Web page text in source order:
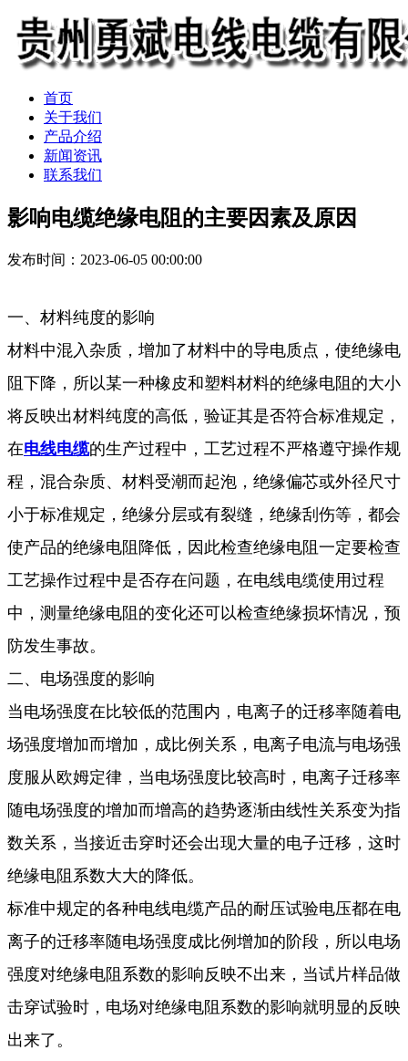
首页
关于我们
产品介绍
新闻资讯
联系我们
影响电缆绝缘电阻的主要因素及原因
发布时间：2023-06-05 00:00:00
一、材料纯度的影响
材料中混入杂质，增加了材料中的导电质点，使绝缘电
阻下降，所以某一种橡皮和塑料材料的绝缘电阻的大小
将反映出材料纯度的高低，验证其是否符合标准规定，
在电线电缆的生产过程中，工艺过程不严格遵守操作规
程，混合杂质、材料受潮而起泡，绝缘偏芯或外径尺寸
小于标准规定，绝缘分层或有裂缝，绝缘刮伤等，都会
使产品的绝缘电阻降低，因此检查绝缘电阻一定要检查
工艺操作过程中是否存在问题，在电线电缆使用过程
中，测量绝缘电阻的变化还可以检查绝缘损坏情况，预
防发生事故。
二、电场强度的影响
当电场强度在比较低的范围内，电离子的迁移率随着电
场强度增加而增加，成比例关系，电离子电流与电场强
度服从欧姆定律，当电场强度比较高时，电离子迁移率
随电场强度的增加而增高的趋势逐渐由线性关系变为指
数关系，当接近击穿时还会出现大量的电子迁移，这时
绝缘电阻系数大大的降低。
标准中规定的各种电线电缆产品的耐压试验电压都在电
离子的迁移率随电场强度成比例增加的阶段，所以电场
强度对绝缘电阻系数的影响反映不出来，当试片样品做
击穿试验时，电场对绝缘电阻系数的影响就明显的反映
出来了。